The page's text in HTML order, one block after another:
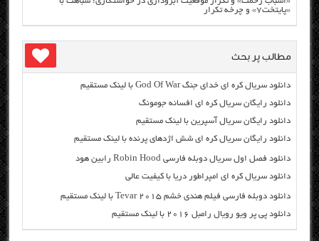
«پایتخت۷» و چرخه تکرار
مطالب پر بحث
دانلود سریال کره ای خدای جنگ God Of War با لینک مستقیم
دانلود رایگان سریال کره ای افسانه جومونگ
دانلود رایگان سریال آسپرین با لینک مستقیم
دانلود رایگان سریال کره ای شش اژدهای پرنده با لینک مستقیم
دانلود فصل اول سریال دوبله فارسی Robin Hood رابین هود
دانلود سریال کره ای امپراطور دریا با کیفیت عالی
دانلود دوبله فارسی فیلم هندی خشم Tevar ۲۰۱۵ با لینک مستقیم
دانلود پی پر ویو رویال رامبل ۲۰۱۶ با لینک مستقیم